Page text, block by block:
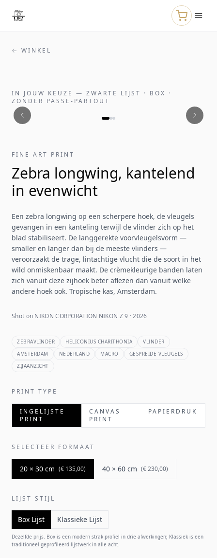
← WINKEL
IN JOUW KEUZE — ZWARTE LIJST · BOX ·
ZONDER PASSE-PARTOUT
FINE ART PRINT
Zebra longwing, kantelend
in evenwicht
Een zebra longwing op een scherpere hoek, de vleugels
gevangen in een kanteling terwijl de vlinder zich op het
blad stabiliseert. De langgerekte voorvleugelsvorm —
smaller en langer dan bij de meeste vlinders —
veroorzaakt de trage, lintachtige vlucht die de soort in het
wild onmiskenbaar maakt. De crèmekleurige banden laten
zich vanuit deze zijhoek beter aflezen dan vanuit welke
andere hoek ook. Tropische kas, Amsterdam.
Shot on NIKON CORPORATION NIKON Z 9 · 2026
ZEBRAVLINDER HELICONIUS CHARITHONIA
VLINDER
AMSTERDAM
NEDERLAND MACRO
GESPREIDE VLEUGELS
ZIJAANZICHT
PRINT TYPE
INGELIJSTE
PRINT
CANVAS
PRINT
PAPIERDRUK
SELECTEER FORMAAT
20 × 30 cm (€ 135,00) 40 × 60 cm (€ 230,00)
LIJST STIJL
Box Lijst Klassieke Lijst
Dezelfde prijs. Box is een modern strak profiel in drie afwerkingen; Klassiek is een
traditioneel geprofileerd lijstwerk in alle acht.